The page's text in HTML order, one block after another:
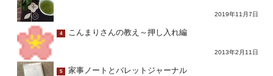
2019年11月7日
4 こんまりさんの教え～押し入れ編
2013年2月11日
5 家事ノートとバレットジャーナル